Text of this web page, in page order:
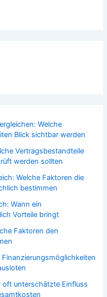
Welche
Blick sichtbar werden
Vertragsbestandteile
werden sollten
Welche Faktoren die
bestimmen
Wann ein
Vorteile bringt
Faktoren den
oft unterschätzte Einfluss